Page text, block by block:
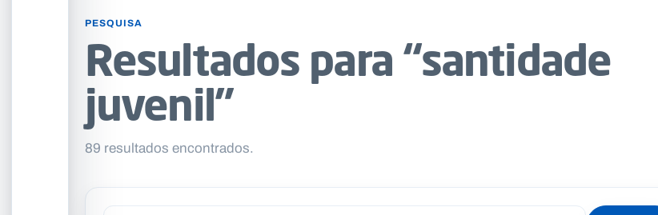
PESQUISA
Resultados para “santidade
juvenil”
89 resultados encontrados.